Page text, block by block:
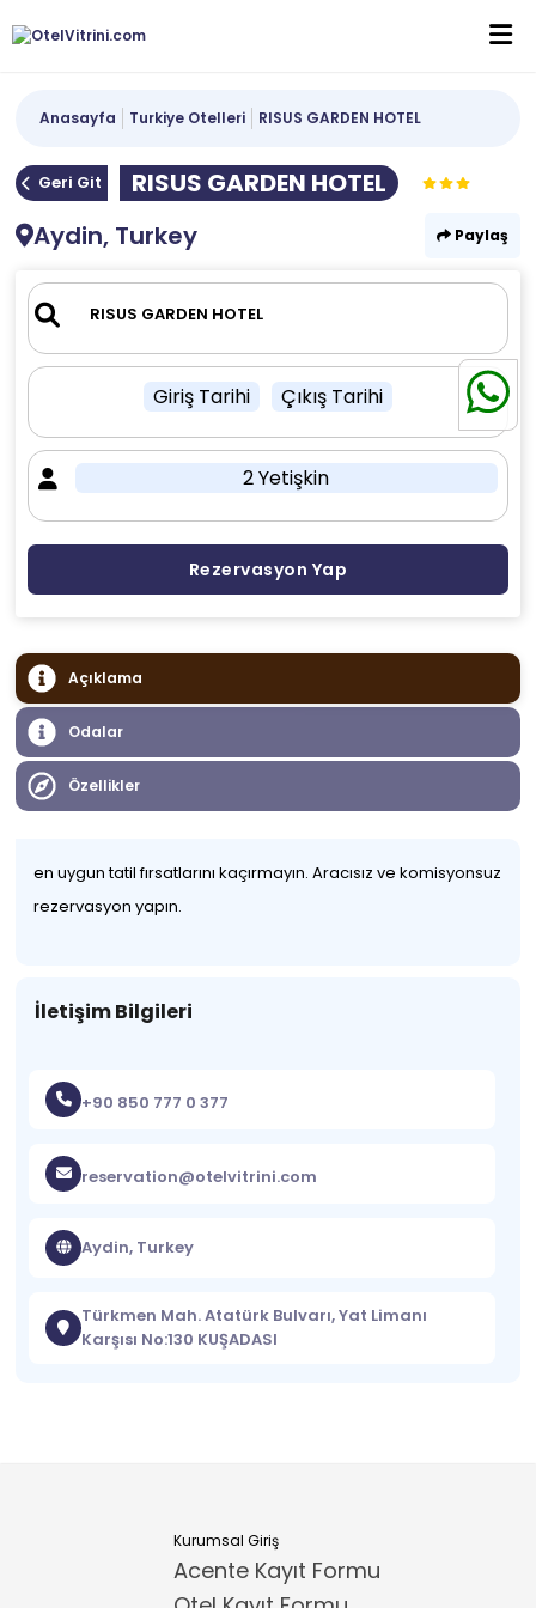
Anasayfa Turkiye Otelleri RISUS GARDEN HOTEL
Geri Git
RISUS GARDEN HOTEL
Aydin, Turkey
Paylaş
Giriş Tarihi Çıkış Tarihi
2 Yetişkin
Rezervasyon Yap
Açıklama
Odalar
Özellikler
en uygun tatil fırsatlarını kaçırmayın. Aracısız ve komisyonsuz
rezervasyon yapın.
İletişim Bilgileri
+90 850 777 0 377
reservation@otelvitrini.com
Aydin, Turkey
Türkmen Mah. Atatürk Bulvarı, Yat Limanı
Karşısı No:130 KUŞADASI
Kurumsal Giriş
Acente Kayıt Formu